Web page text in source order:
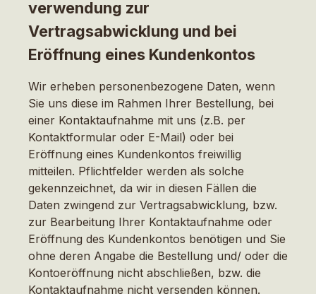
verwendung zur
Vertragsabwicklung und bei
Eröffnung eines Kundenkontos
Wir erheben personenbezogene Daten, wenn
Sie uns diese im Rahmen Ihrer Bestellung, bei
einer Kontaktaufnahme mit uns (z.B. per
Kontaktformular oder E-Mail) oder bei
Eröffnung eines Kundenkontos freiwillig
mitteilen. Pflichtfelder werden als solche
gekennzeichnet, da wir in diesen Fällen die
Daten zwingend zur Vertragsabwicklung, bzw.
zur Bearbeitung Ihrer Kontaktaufnahme oder
Eröffnung des Kundenkontos benötigen und Sie
ohne deren Angabe die Bestellung und/ oder die
Kontoeröffnung nicht abschließen, bzw. die
Kontaktaufnahme nicht versenden können.